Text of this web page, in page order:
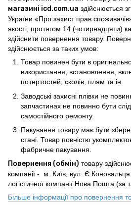
магазині icd.com.ua здійснюється
України «Про захист прав
якості, протягом 14 (чотирнадцяти)
здійснити повернення товару.
здійснюється за таких умов:
Товар повинен бути в
використання, встановлення,
потертостей, сколів, плям та ін.
Заводські захисні плівки не
запчастинах не повинно бути
самостійного ремонту.
Пакування товару має бути
стані. Товар повністю
фабричне пакування.
Повернення (обмін) товару
компанії - м. Київ, вул.
логістичної компанії Нова Пошта (за
Більше інформації про повернення